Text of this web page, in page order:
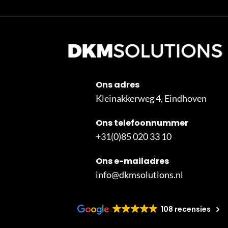
Ons adres
Kleinakkerweg 4, Eindhoven
Ons telefoonnummer
+31(0)85 020 33 10
Ons e-mailadres
info@dkmsolutions.nl
108 recensies